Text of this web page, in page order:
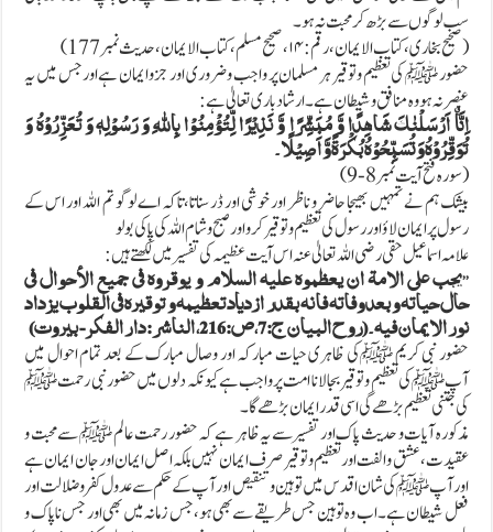
سب لوگوں سے بڑھ کر محبت نہ ہو۔
(صحیح بخاری، کتاب الایمان، رقم :۱۴ ، صحیح مسلم، کتاب الایمان ، حدیث نمبر177)
حضور ﷺ کی تعظیم و توقیر ہر مسلمان پر واجب و ضروری اور جزو ایمان ہےاور جس میں یہ
عنصر نہ ہو وہ منافق و شیطان ہے۔ارشاد باری تعالیٰ ہے:
اِنَّاۤ اَرْسَلْنٰكَ شَاهِدًا وَّ مُبَشِّرًا وَّ نَذِیْرًا لِّتُؤْمِنُوْا بِاللّٰهِ وَ رَسُوْلِهٖ وَ تُعَزِّرُوْهُ وَ
تُوَقِّرُوْهُ وَ تُسَبِّحُوْهُ بُكْرَةً وَّ اَصِیْلًا۔
(سورہ فتح آیت نمبر8-9)
بیشک ہم نے تمہیں بھیجا حاضر و ناظر اور خوشی اور ڈر سناتا،تاکہ اے لوگو تم اللہ اور اس کے
رسول پر ایمان لاؤ اور رسول کی تعظیم و توقیر کرو اور صبح و شام اللہ کی پاکی بولو
علامہ اسماعیل حقی رضی اللہ تعالیٰ عنہ اس آیت عظیمہ کی تفسیر میں لکھتے ہیں:
’’يجب على الامة ان يعظموه عليه السلام و يوقروه فى جميع الأحوال فى
حال حياته و بعد وفاته فانه بقدر ازدياد تعظيمه و توقيره فى القلوب يزداد
نور الايمان فيه۔(روح البیان ج:7، ص:216، الناشر: دار الفكر- بيروت)
حضور نبی کریم ﷺکی ظاہری حیات مبارکہ اور وصال مبارک کے بعد تمام احوال میں
آپﷺکی تعظیم و توقیر بجا لانا امت پر واجب ہے کیونکہ دلوں میں حضور نبی رحمت ﷺ
کی جتنی تعظیم بڑھے گی اسی قدر ایمان بڑھے گا۔
مذکورہ آیات و حدیث پاک اور تفسیر سے یہ ظاہر ہے کہ حضور رحمت عالم ﷺ سے محبت و
عقیدت ،عشق و الفت اور تعظیم و توقیرصرف ایمان نہیں بلکہ اصل ایمان اور جان ایمان ہے
اور آپ ﷺ کی شان اقدس میں توہین وتنقیص اور آپ کے حکم سے عدول کفر وضلالت اور
فعل شیطان ہے۔اب وہ توہین جس طریقے سے بھی ہو،جس زمانہ میں بھی اور جس ناپاک و